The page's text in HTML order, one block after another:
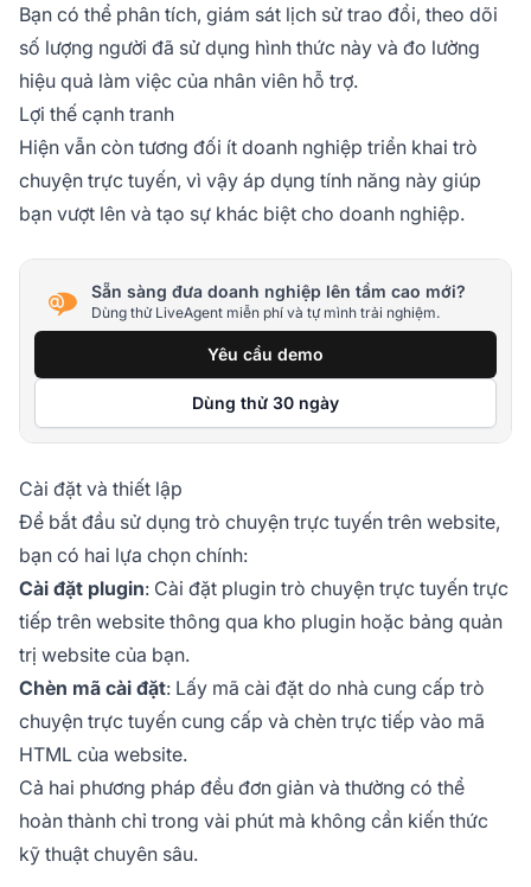
Bạn có thể phân tích, giám sát lịch sử trao đổi, theo dõi
số lượng người đã sử dụng hình thức này và đo lường
hiệu quả làm việc của nhân viên hỗ trợ.
Lợi thế cạnh tranh
Hiện vẫn còn tương đối ít doanh nghiệp triển khai trò
chuyện trực tuyến, vì vậy áp dụng tính năng này giúp
bạn vượt lên và tạo sự khác biệt cho doanh nghiệp.
Sẵn sàng đưa doanh nghiệp lên tầm cao mới?
Dùng thử LiveAgent miễn phí và tự mình trải nghiệm.
Yêu cầu demo
Dùng thử 30 ngày
Cài đặt và thiết lập
Để bắt đầu sử dụng trò chuyện trực tuyến trên website,
bạn có hai lựa chọn chính:
Cài đặt plugin: Cài đặt plugin trò chuyện trực tuyến trực
tiếp trên website thông qua kho plugin hoặc bảng quản
trị website của bạn.
Chèn mã cài đặt: Lấy mã cài đặt do nhà cung cấp trò
chuyện trực tuyến cung cấp và chèn trực tiếp vào mã
HTML của website.
Cả hai phương pháp đều đơn giản và thường có thể
hoàn thành chỉ trong vài phút mà không cần kiến thức
kỹ thuật chuyên sâu.